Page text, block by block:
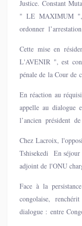
délicate depuis son
d’un mois s'est
suscitant de
Justice. Constant
" LE MAXIMUM ",
ordonner
Elle s’est donc
prévenu. Donc,
accomplisse les
peine prononcée par
dire la prison, le
la détention
l’occurrence le
Cette mise en
L'AVENIR ", est
pénale de la Cour de
En réaction au
appelle au
l’ancien président
présenter ce qui
accusations portées
son successeur de
même temps, il lance
menaces contre son
Chez Lacroix,
Tshisekedi En
adjoint de l'ONU
figures majeures de
sécuritaire, le
entre le diplomate
Face à la
congolaise,
dialogue : entre